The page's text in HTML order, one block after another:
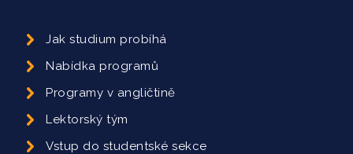
Jak studium probíhá
Nabídka programů
Programy v angličtině
Lektorský tým
Vstup do studentské sekce